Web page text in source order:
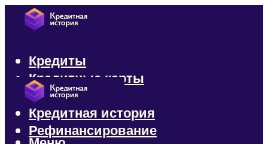
Кредиты
Кредитные карты
Микрозаймы
Кредитная история
Рефинансирование